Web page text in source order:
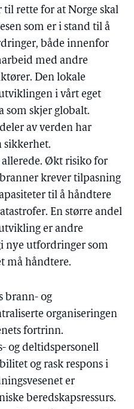
rette for at Norge skal
som er i stand til å
både innenfor
med andre
Den lokale
i vårt eget
som skjer globalt.
av verden har
sikkerhet.
Økt risiko for
krever tilpasning
til å håndtere
En større andel
er andre
nye utfordringer som
må håndtere.
brann- og
organiseringen
fortrinn.
og deltidspersonell
og rask respons i
er
beredskapsressurs.